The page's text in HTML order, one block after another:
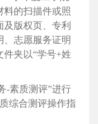
料的扫描件或照
版权页、专利
、志愿服务证明
夹以“学号+姓
-素质测评”进行
综合测评操作指